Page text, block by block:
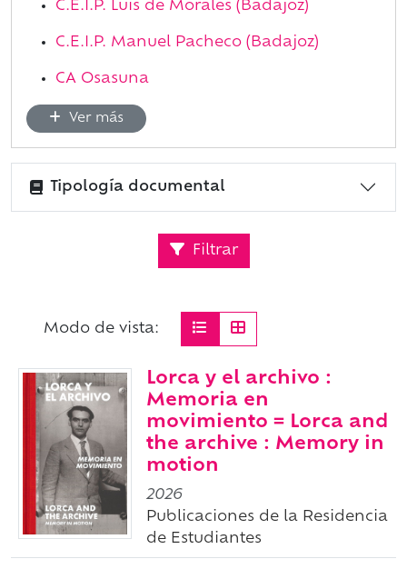
C.E.I.P. Luis de Morales (Badajoz)
C.E.I.P. Manuel Pacheco (Badajoz)
CA Osasuna
Ver más
Tipología documental
Filtrar
Modo de vista:
Lorca y el archivo :
Memoria en
movimiento = Lorca and
the archive : Memory in
motion
2026
Publicaciones de la Residencia
de Estudiantes